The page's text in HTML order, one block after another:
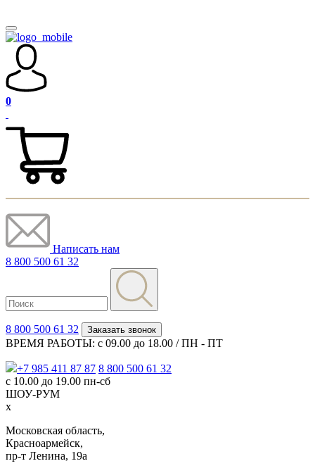
0
Написать нам
8 800 500 61 32
8 800 500 61 32 Заказать звонок
ВРЕМЯ РАБОТЫ: с 09.00 до 18.00 / ПН - ПТ
+7 985 411 87 87 8 800 500 61 32
с 10.00 до 19.00 пн-сб
ШОУ-РУМ
x
Московская область,
Красноармейск,
пр-т Ленина, 19а